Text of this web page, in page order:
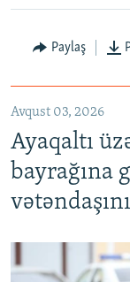
Paylaş
Avqust 03, 2026
Ayaqaltı
bayrağına